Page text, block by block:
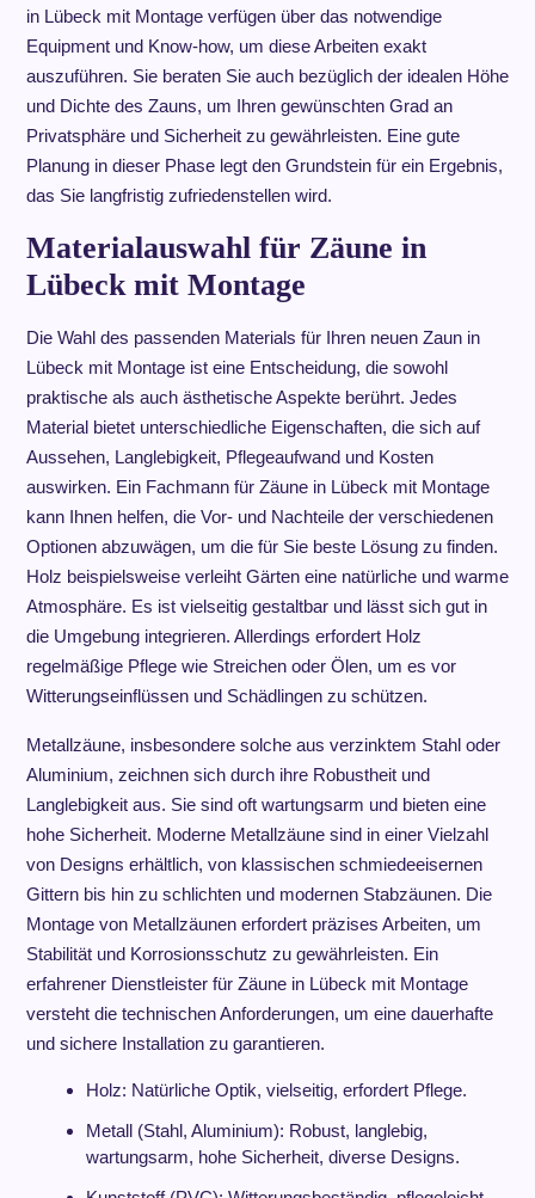
in Lübeck mit Montage verfügen über das notwendige
Equipment und Know-how, um diese Arbeiten exakt
auszuführen. Sie beraten Sie auch bezüglich der idealen Höhe
und Dichte des Zauns, um Ihren gewünschten Grad an
Privatsphäre und Sicherheit zu gewährleisten. Eine gute
Planung in dieser Phase legt den Grundstein für ein Ergebnis,
das Sie langfristig zufriedenstellen wird.
Materialauswahl für Zäune in
Lübeck mit Montage
Die Wahl des passenden Materials für Ihren neuen Zaun in
Lübeck mit Montage ist eine Entscheidung, die sowohl
praktische als auch ästhetische Aspekte berührt. Jedes
Material bietet unterschiedliche Eigenschaften, die sich auf
Aussehen, Langlebigkeit, Pflegeaufwand und Kosten
auswirken. Ein Fachmann für Zäune in Lübeck mit Montage
kann Ihnen helfen, die Vor- und Nachteile der verschiedenen
Optionen abzuwägen, um die für Sie beste Lösung zu finden.
Holz beispielsweise verleiht Gärten eine natürliche und warme
Atmosphäre. Es ist vielseitig gestaltbar und lässt sich gut in
die Umgebung integrieren. Allerdings erfordert Holz
regelmäßige Pflege wie Streichen oder Ölen, um es vor
Witterungseinflüssen und Schädlingen zu schützen.
Metallzäune, insbesondere solche aus verzinktem Stahl oder
Aluminium, zeichnen sich durch ihre Robustheit und
Langlebigkeit aus. Sie sind oft wartungsarm und bieten eine
hohe Sicherheit. Moderne Metallzäune sind in einer Vielzahl
von Designs erhältlich, von klassischen schmiedeeisernen
Gittern bis hin zu schlichten und modernen Stabzäunen. Die
Montage von Metallzäunen erfordert präzises Arbeiten, um
Stabilität und Korrosionsschutz zu gewährleisten. Ein
erfahrener Dienstleister für Zäune in Lübeck mit Montage
versteht die technischen Anforderungen, um eine dauerhafte
und sichere Installation zu garantieren.
Holz: Natürliche Optik, vielseitig, erfordert Pflege.
Metall (Stahl, Aluminium): Robust, langlebig,
wartungsarm, hohe Sicherheit, diverse Designs.